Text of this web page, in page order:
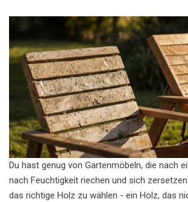
Du hast genug von Gartenmöbeln, die nach
nach Feuchtigkeit riechen und sich
das richtige Holz zu wählen - ein Holz, das